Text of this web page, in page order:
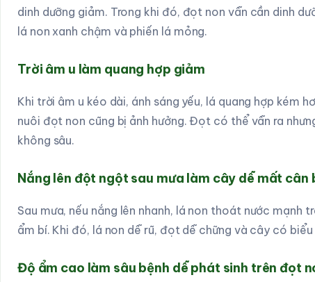
dinh dưỡng giảm. Trong khi đó, đọt non vẫn cần dinh
lá non xanh chậm và phiến lá mỏng.
Trời âm u làm quang hợp giảm
Khi trời âm u kéo dài, ánh sáng yếu, lá quang hợp kém
nuôi đọt non cũng bị ảnh hưởng. Đọt có thể vẫn ra
không sâu.
Nắng lên đột ngột sau mưa làm cây dễ mất cân
Sau mưa, nếu nắng lên nhanh, lá non thoát nước
ẩm bí. Khi đó, lá non dễ rũ, đọt dễ chững và cây có biểu
Độ ẩm cao làm sâu bệnh dễ phát sinh trên đọt